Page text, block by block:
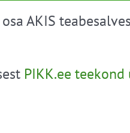
AKIS
PIKK.ee